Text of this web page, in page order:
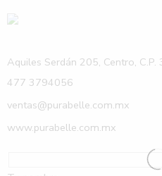
Aquiles Serdán 205, Centro,
477 3794056
ventas@purabelle.com.mx
www.purabelle.com.mx